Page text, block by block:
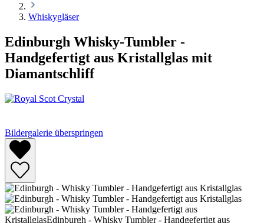
Whiskygläser
Edinburgh Whisky-Tumbler -
Handgefertigt aus Kristallglas mit
Diamantschliff
Bildergalerie überspringen